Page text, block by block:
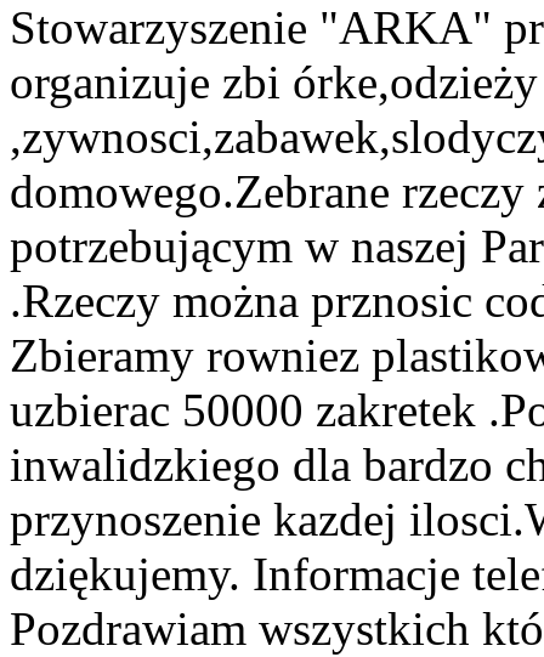
Stowarzyszenie "ARKA"
organizuje zbi órke,odzieży
domowego.Zebrane rzeczy
potrzebującym w naszej
.Rzeczy można prznosic
Zbieramy rowniez
uzbierac 50000 zakretek
inwalidzkiego dla bardzo
przynoszenie kazdej
dziękujemy. Informacje
Pozdrawiam wszystkich